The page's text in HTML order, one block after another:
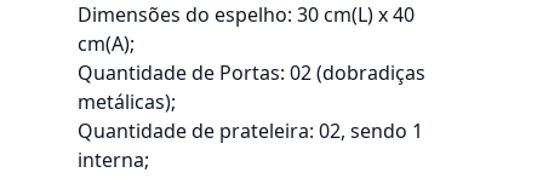
Dimensões do espelho: 30 cm(L) x 40
cm(A);
Quantidade de Portas: 02 (dobradiças
metálicas);
Quantidade de prateleira: 02, sendo 1
interna;